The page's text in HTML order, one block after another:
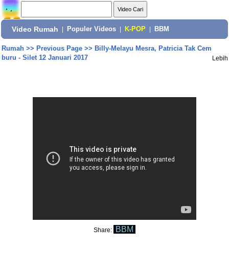
Video Rumah Populer Videos K-POP BBM
Rumah>> Previous Page>> Billy-Melayu Mesra, Patricia Tak Cem
buru - Silet 12 Januari 2017
Lebih
Share: BBM